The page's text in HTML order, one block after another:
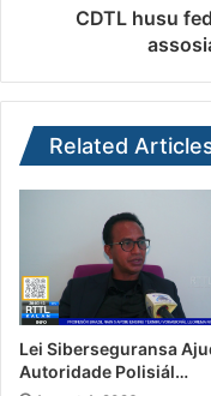
CDTL husu
Related
Lei Siberseguransa
Autoridade Polisiál…